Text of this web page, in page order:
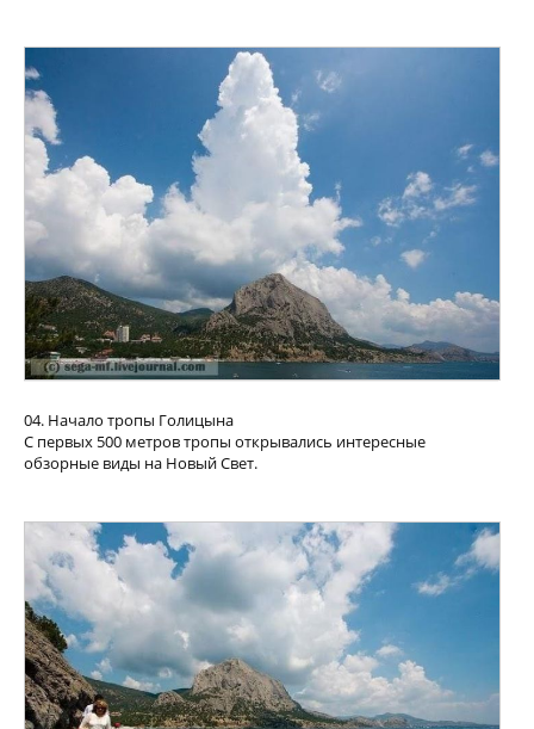
04. Начало тропы Голицына
С первых 500 метров тропы открывались интересные
обзорные виды на Новый Свет.